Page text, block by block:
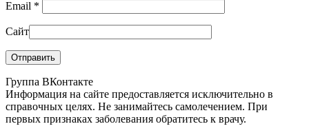
Email *
Сайт
Группа ВКонтакте
Информация на сайте предоставляется исключительно в
справочных целях. Не занимайтесь самолечением. При
первых признаках заболевания обратитесь к врачу.